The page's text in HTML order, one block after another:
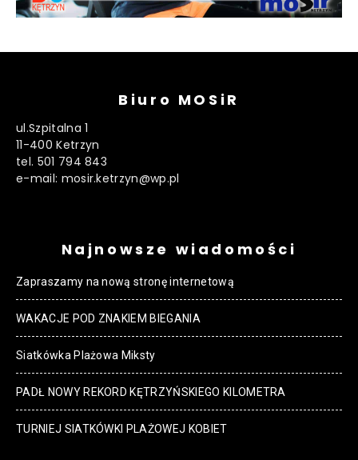
Biuro MOSiR
ul.Szpitalna 1
11-400 Ketrzyn
tel. 501 794 843
e-mail: mosir.ketrzyn@wp.pl
Najnowsze wiadomości
Zapraszamy na nową stronę internetową
WAKACJE POD ZNAKIEM BIEGANIA
Siatkówka Plażowa Miksty
PADŁ NOWY REKORD KĘTRZYŃSKIEGO KILOMETRA
TURNIEJ SIATKÓWKI PLAŻOWEJ KOBIET